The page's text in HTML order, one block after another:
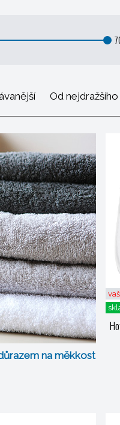
Od nejdražšího
na měkkost